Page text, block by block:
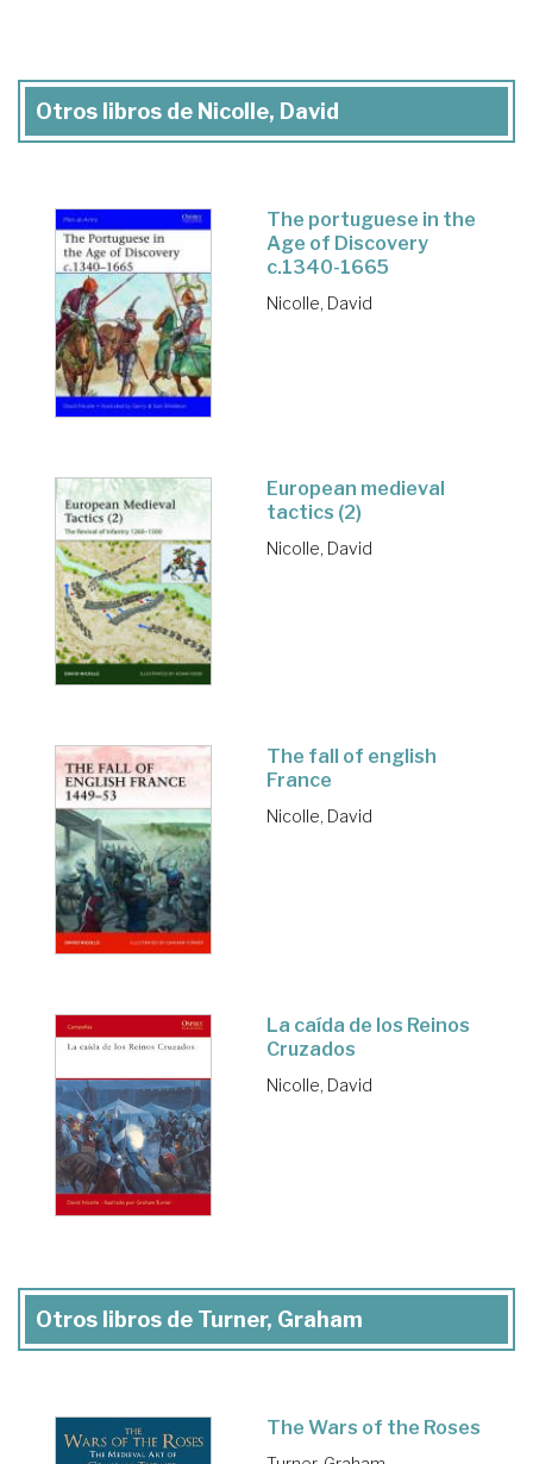
Otros libros de Nicolle, David
The portuguese in the
Age of Discovery
c.1340-1665
Nicolle, David
European medieval
tactics (2)
Nicolle, David
The fall of english
France
Nicolle, David
La caída de los Reinos
Cruzados
Nicolle, David
Otros libros de Turner, Graham
The Wars of the Roses